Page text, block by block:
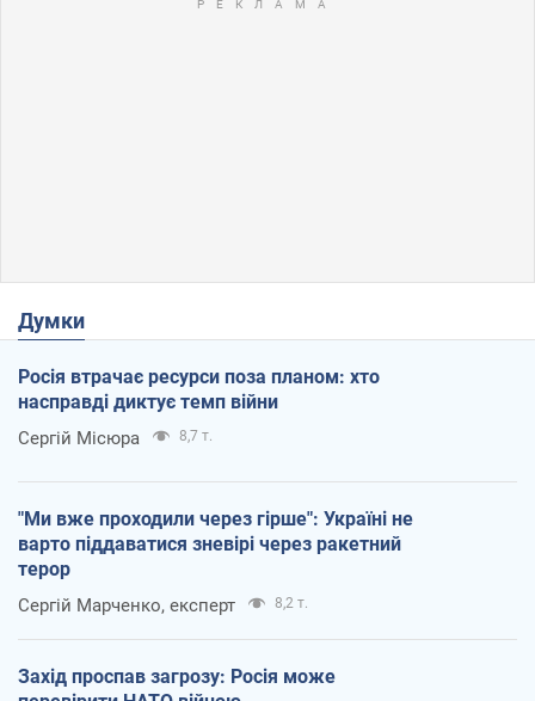
Думки
Росія втрачає ресурси поза планом: хто
насправді диктує темп війни
Сергій Місюра 8,7 т.
"Ми вже проходили через гірше": Україні не
варто піддаватися зневірі через ракетний
терор
Сергій Марченко, експерт 8,2 т.
Захід проспав загрозу: Росія може